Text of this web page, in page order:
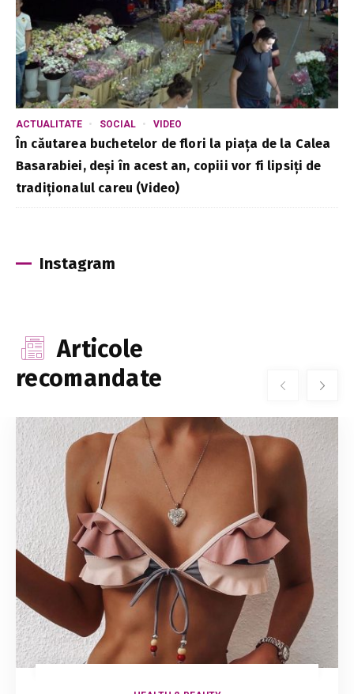
ACTUALITATE SOCIAL VIDEO
În căutarea buchetelor de flori la piața de la Calea
Basarabiei, deși în acest an, copiii vor fi lipsiți de
tradiționalul careu (Video)
Instagram
Articole
recomandate